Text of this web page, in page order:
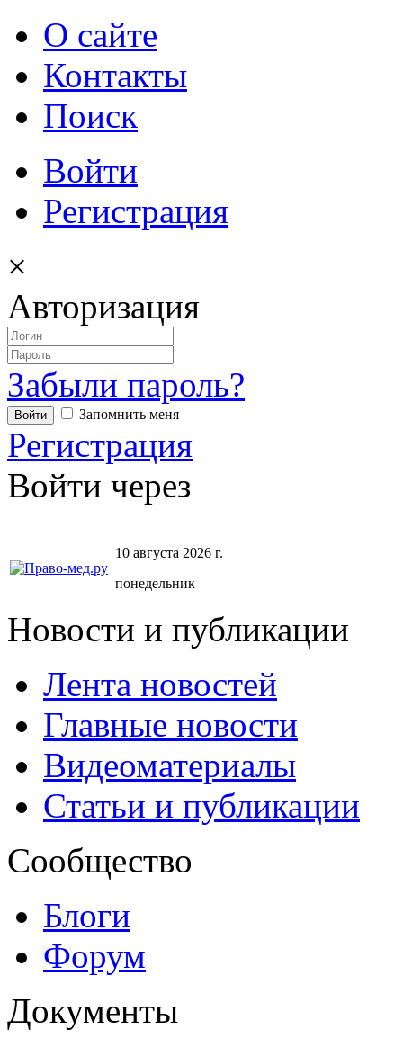
О сайте
Контакты
Поиск
Войти
Регистрация
×
Авторизация
Забыли пароль?
Запомнить меня
Регистрация
Войти через
10 августа 2026 г.
понедельник
Новости и публикации
Лента новостей
Главные новости
Видеоматериалы
Статьи и публикации
Сообщество
Блоги
Форум
Документы